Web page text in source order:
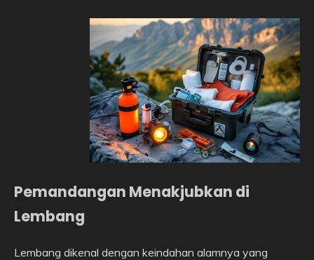
Pemandangan Menakjubkan di
Lembang
Lembang dikenal dengan keindahan alamnya yang